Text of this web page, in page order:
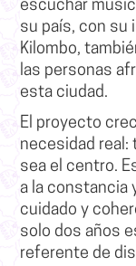
escuchar
su país, con su
Kilombo,
las personas
esta ciudad.
El proyecto
necesidad real:
sea el centro.
a la constancia
cuidado y
solo dos años
referente de